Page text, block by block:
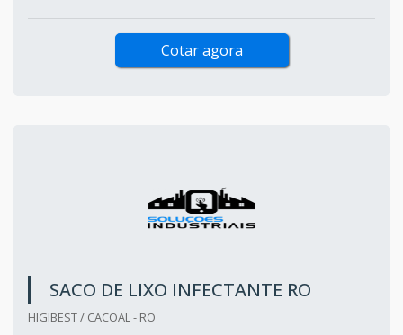
Cotar agora
SACO DE LIXO INFECTANTE RO
HIGIBEST / CACOAL - RO